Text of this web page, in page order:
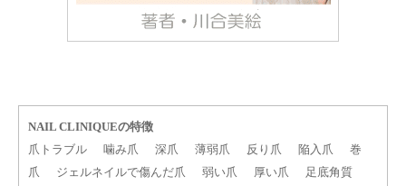
NAIL CLINIQUEの特徴
爪トラブル
噛み爪 深爪 薄弱爪 反り爪 陥入爪
巻
爪
ジェルネイルで傷んだ爪 弱い爪 厚い爪
足底角質